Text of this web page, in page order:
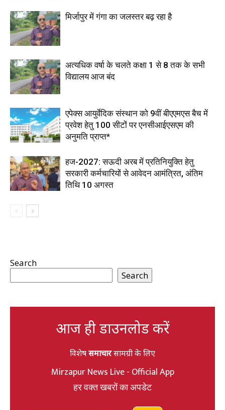
मिर्जापुर में गंगा का जलस्तर बढ़ रहा है
अत्यधिक वर्षा के चलते कक्षा 1 से 8 तक के सभी
विद्यालय आज बंद
एपेक्स आयुर्वेदिक संस्थान को 9वीं बीएएमएस बैच में
प्रवेश हेतु 100 सीटों पर एनसीआईएसएम की
अनुमति प्राप्त*
हज-2027: सऊदी अरब में प्रतिनियुक्ति हेतु
सरकारी कर्मचारियों से आवेदन आमंत्रित, अंतिम
तिथि 10 अगस्त
Search
Search
आज ही डाउनलोड करें
विशेषसमाचारसामग्री के लिए
Mirzapur News Live - Official App
हर वक्त खबरों का अपडेट